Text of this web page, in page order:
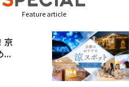
Feature article
京
...